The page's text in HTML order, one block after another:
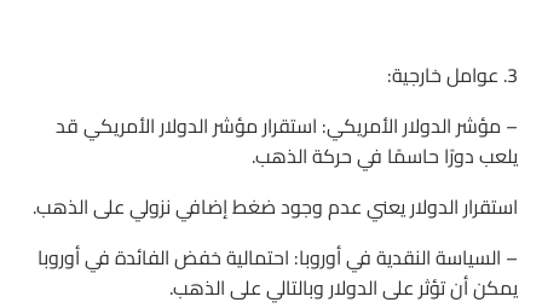
3. عوامل خارجية:
– مؤشر الدولار الأمريكي: استقرار مؤشر الدولار الأمريكي قد
يلعب دورًا حاسمًا في حركة الذهب.
استقرار الدولار يعني عدم وجود ضغط إضافي نزولي على الذهب.
– السياسة النقدية في أوروبا: احتمالية خفض الفائدة في أوروبا
يمكن أن تؤثر على الدولار وبالتالي على الذهب.